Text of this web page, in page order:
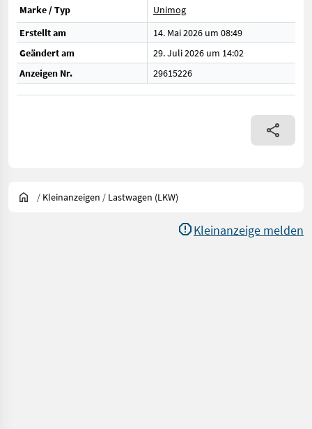
Marke / Typ
Unimog
Erstellt am
14. Mai 2026 um 08:49
Geändert am
29. Juli 2026 um 14:02
Anzeigen Nr.
29615226
/ Kleinanzeigen / Lastwagen (LKW)
Kleinanzeige melden